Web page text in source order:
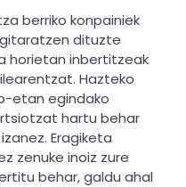
berriko konpainiek
dituzte
horietan inbertitzeak
Hazteko
etan egindako
hartu behar
Eragiketa
zenuke inoiz zure
behar, galdu ahal